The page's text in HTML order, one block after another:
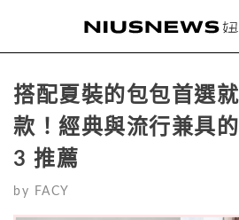
搭配夏裝的包包首選
款！經典與流行兼具
3 推薦
by FACY